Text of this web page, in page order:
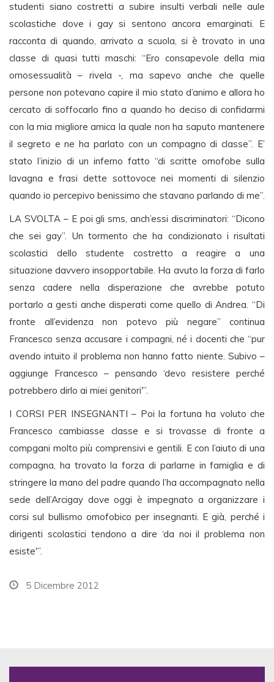
studenti siano costretti a subire insulti verbali nelle aule
scolastiche dove i gay si sentono ancora emarginati. E
racconta di quando, arrivato a scuola, si è trovato in una
classe di quasi tutti maschi: “Ero consapevole della mia
omosessualità – rivela -, ma sapevo anche che quelle
persone non potevano capire il mio stato d’animo e allora ho
cercato di soffocarlo fino a quando ho deciso di confidarmi
con la mia migliore amica la quale non ha saputo mantenere
il segreto e ne ha parlato con un compagno di classe”. E’
stato l’inizio di un inferno fatto “di scritte omofobe sulla
lavagna e frasi dette sottovoce nei momenti di silenzio
quando io percepivo benissimo che stavano parlando di me”.
LA SVOLTA – E poi gli sms, anch’essi discriminatori: “Dicono
che sei gay”. Un tormento che ha condizionato i risultati
scolastici dello studente costretto a reagire a una
situazione davvero insopportabile. Ha avuto la forza di farlo
senza cadere nella disperazione che avrebbe potuto
portarlo a gesti anche disperati come quello di Andrea. “Di
fronte all’evidenza non potevo più negare” continua
Francesco senza accusare i compagni, né i docenti che “pur
avendo intuito il problema non hanno fatto niente. Subivo –
aggiunge Francesco – pensando ‘devo resistere perché
potrebbero dirlo ai miei genitori'”.
I CORSI PER INSEGNANTI – Poi la fortuna ha voluto che
Francesco cambiasse classe e si trovasse di fronte a
compgani molto più comprensivi e gentili. E con l’aiuto di una
compagna, ha trovato la forza di parlarne in famiglia e di
stringere la mano del padre quando l’ha accompagnato nella
sede dell’Arcigay dove oggi è impegnato a organizzare i
corsi sul bullismo omofobico per insegnanti. E già, perché i
dirigenti scolastici tendono a dire ‘da noi il problema non
esiste'”.
5 Dicembre 2012